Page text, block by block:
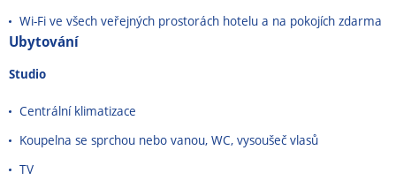
Wi-Fi ve všech veřejných prostorách hotelu a na pokojích zdarma
Ubytování
Studio
Centrální klimatizace
Koupelna se sprchou nebo vanou, WC, vysoušeč vlasů
TV